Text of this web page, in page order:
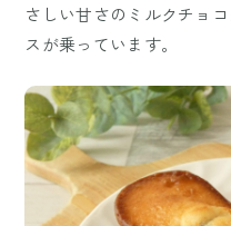
さしい甘さのミルクチョ
スが乗っています。